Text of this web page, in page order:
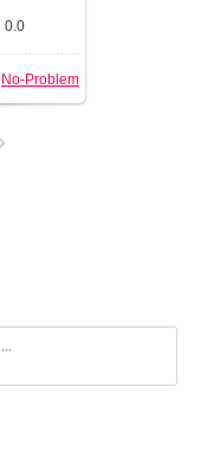
1200x900
0.0
No-Problem